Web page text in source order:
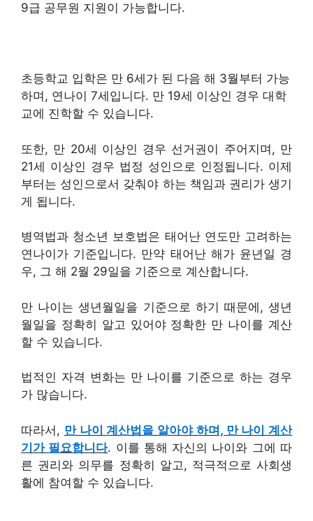
9급 공무원 지원이 가능합니다.
초등학교 입학은 만 6세가 된 다음 해 3월부터 가능
하며, 연나이 7세입니다. 만 19세 이상인 경우 대학
교에 진학할 수 있습니다.
또한, 만 20세 이상인 경우 선거권이 주어지며, 만
21세 이상인 경우 법정 성인으로 인정됩니다. 이제
부터는 성인으로서 갖춰야 하는 책임과 권리가 생기
게 됩니다.
병역법과 청소년 보호법은 태어난 연도만 고려하는
연나이가 기준입니다. 만약 태어난 해가 윤년일 경
우, 그 해 2월 29일을 기준으로 계산합니다.
만 나이는 생년월일을 기준으로 하기 때문에, 생년
월일을 정확히 알고 있어야 정확한 만 나이를 계산
할 수 있습니다.
법적인 자격 변화는 만 나이를 기준으로 하는 경우
가 많습니다.
따라서, 만 나이 계산법을 알아야 하며, 만 나이 계산
기가 필요합니다. 이를 통해 자신의 나이와 그에 따
른 권리와 의무를 정확히 알고, 적극적으로 사회생
활에 참여할 수 있습니다.